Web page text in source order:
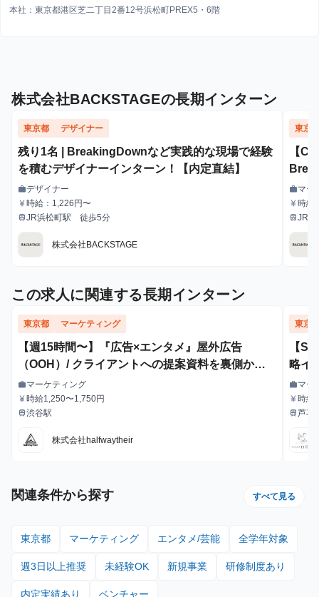
本社：東京都港区芝二丁目2番12号浜松町PREX5・6階
株式会社BACKSTAGEの長期インターン
東京都 デザイナー
残り1名 | BreakingDownなど実践的な現場で経験
を積むデザイナーインターン！【内定直結】
職種
workデザイナー
給与
currency_yen時給：1,226円〜
最寄駅
trainJR浜松町駅 徒歩5分
株式会社BACKSTAGE
東京
【
コア
職種
workマー
給与
currency_yen時給
最寄駅
trainJR
この求人に関連する長期インターン
東京都 マーケティング
【週15時間〜】『広告×エンタメ』屋外広告
（OOH）/ クライアントへの提案資料を裏側から
支えるインターン！
職種
workマーケティング
給与
currency_yen時給1,250〜1,750円
最寄駅
train渋谷駅
株式会社halfwaytheir
東京
【
略イ
職種
workマー
給与
currency_yen時給
給・
最寄駅
train芦花
関連条件から探す すべて見る
東京都 マーケティング エンタメ/芸能 全学年対象
週3日以上推奨 未経験OK 新規事業 研修制度あり
内定実績あり ベンチャー